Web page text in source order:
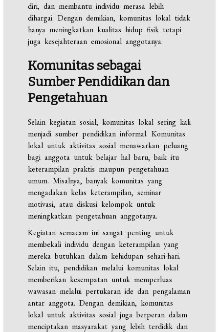
diri, dan membantu individu merasa lebih
dihargai. Dengan demikian, komunitas lokal tidak
hanya meningkatkan kualitas hidup fisik tetapi
juga kesejahteraan emosional anggotanya.
Komunitas sebagai
Sumber Pendidikan dan
Pengetahuan
Selain kegiatan sosial, komunitas lokal sering kali
menjadi sumber pendidikan informal. Komunitas
lokal untuk aktivitas sosial menawarkan peluang
bagi anggota untuk belajar hal baru, baik itu
keterampilan praktis maupun pengetahuan
umum. Misalnya, banyak komunitas yang
mengadakan kelas keterampilan, seminar
motivasi, atau diskusi kelompok untuk
meningkatkan pengetahuan anggotanya.
Kegiatan semacam ini sangat penting untuk
membekali individu dengan keterampilan yang
mereka butuhkan dalam kehidupan sehari-hari.
Selain itu, pendidikan melalui komunitas lokal
memberikan kesempatan untuk memperluas
wawasan melalui pertukaran ide dan pengalaman
antar anggota. Dengan demikian, komunitas
lokal untuk aktivitas sosial juga berperan dalam
menciptakan masyarakat yang lebih terdidik dan